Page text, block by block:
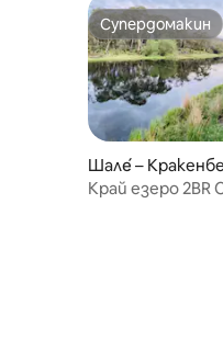
Супердомакин
Супердомакин
Шале́ –
Край езеро 2BR